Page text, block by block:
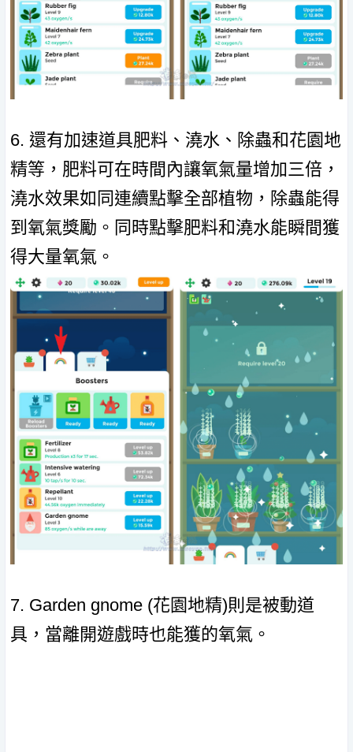
6. 還有加速道具肥料、澆水、除蟲和花園地
精等，肥料可在時間內讓氧氣量增加三倍，
澆水效果如同連續點擊全部植物，除蟲能得
到氧氣獎勵。同時點擊肥料和澆水能瞬間獲
得大量氧氣。
7. Garden gnome (花園地精)則是被動道
具，當離開遊戲時也能獲的氧氣。